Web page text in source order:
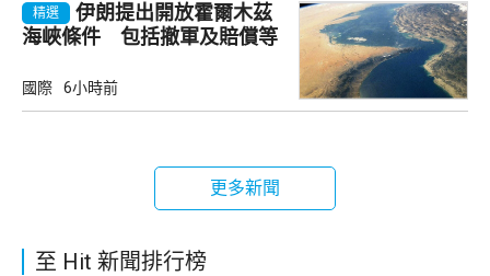
精選
伊朗提出開放霍爾木茲
海峽條件 包括撤軍及賠償等
國際 6小時前
更多新聞
至 Hit 新聞排行榜